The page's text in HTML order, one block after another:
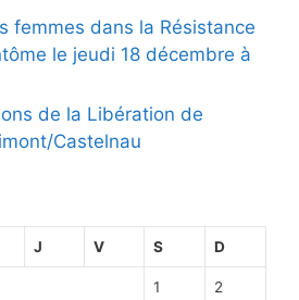
femmes dans la Résistance
le jeudi 18 décembre à
de la Libération de
Castelnau
J V S D
1 2